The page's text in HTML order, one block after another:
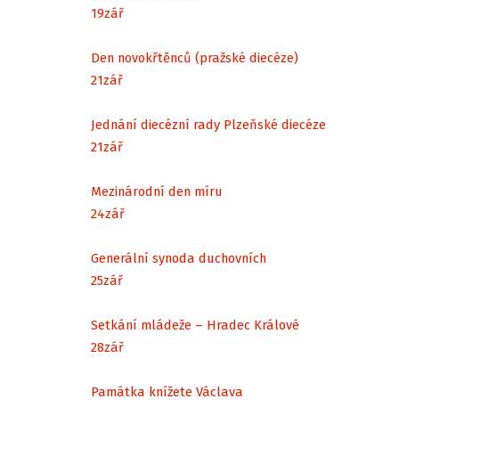
19zář
Den novokřtěnců (pražské diecéze)
21zář
Jednání diecézní rady Plzeňské diecéze
21zář
Mezinárodní den míru
24zář
Generální synoda duchovních
25zář
Setkání mládeže – Hradec Králové
28zář
Památka knížete Václava